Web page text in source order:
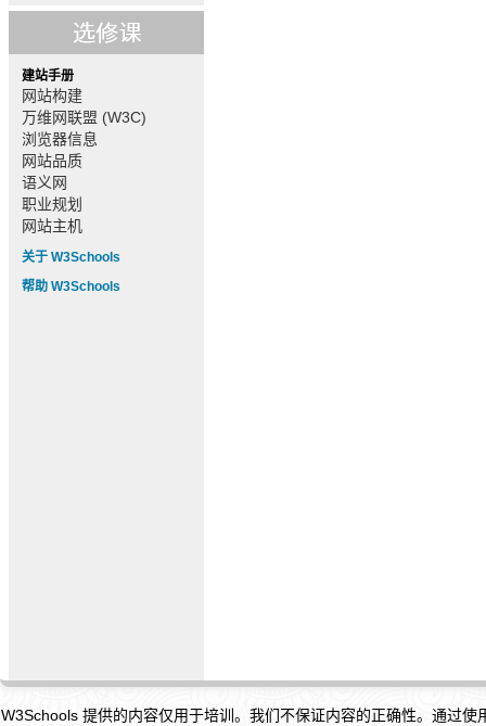
建站手册
网站构建
万维网联盟 (W3C)
浏览器信息
网站品质
语义网
职业规划
网站主机
关于 W3Schools
帮助 W3Schools
W3Schools 提供的内容仅用于培训。我们不保证内容的正确性。通过